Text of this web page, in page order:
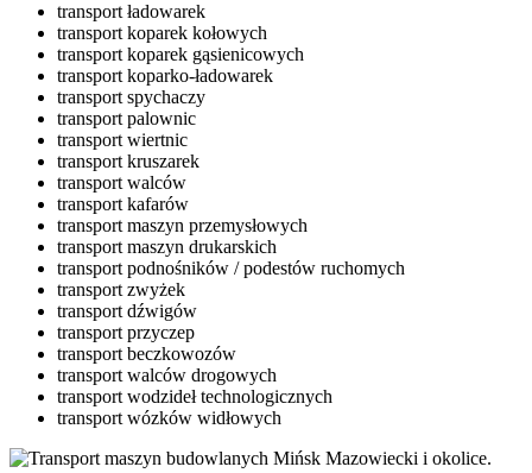
transport ładowarek
transport koparek kołowych
transport koparek gąsienicowych
transport koparko-ładowarek
transport spychaczy
transport palownic
transport wiertnic
transport kruszarek
transport walców
transport kafarów
transport maszyn przemysłowych
transport maszyn drukarskich
transport podnośników / podestów ruchomych
transport zwyżek
transport dźwigów
transport przyczep
transport beczkowozów
transport walców drogowych
transport wodzideł technologicznych
transport wózków widłowych